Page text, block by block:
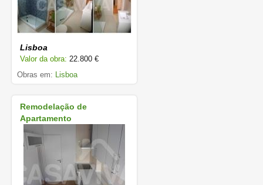
Lisboa
Valor da obra: 22.800 €
Obras em: Lisboa
Remodelação de
Apartamento